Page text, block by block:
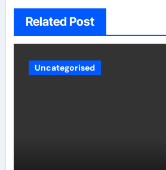
Related Post
Uncategorised